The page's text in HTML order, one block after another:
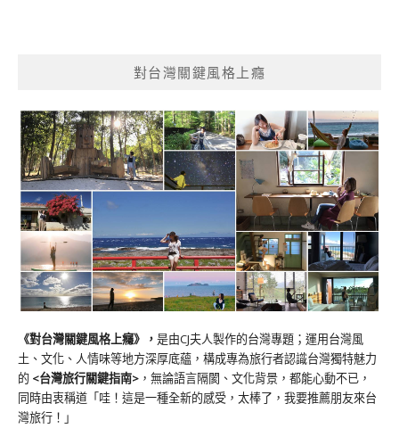
對台灣關鍵風格上癮
《對台灣關鍵風格上癮》 ， 是由CJ夫人製作的台灣專題；運用台灣風
土、文化、人情味等地方深厚底蘊，構成專為旅行者認識台灣獨特魅力
的 <台灣旅行關鍵指南> ，無論語言隔閡、文化背景，都能心動不已，
同時由衷稱道「哇！這是一種全新的感受，太棒了，我要推薦朋友來台
灣旅行！」